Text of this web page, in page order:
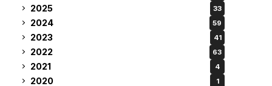
2025 33
2024 59
2023 41
2022 63
2021 4
2020 1